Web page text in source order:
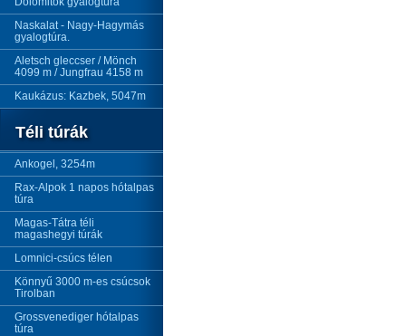
Naskalat - Nagy-Hagymás
gyalogtúra.
Aletsch gleccser / Mönch
4099 m / Jungfrau 4158 m
Kaukázus: Kazbek, 5047m
Téli túrák
Ankogel, 3254m
Rax-Alpok 1 napos hótalpas
túra
Magas-Tátra téli
magashegyi túrák
Lomnici-csúcs télen
Könnyű 3000 m-es csúcsok
Tirolban
Grossvenediger hótalpas
túra